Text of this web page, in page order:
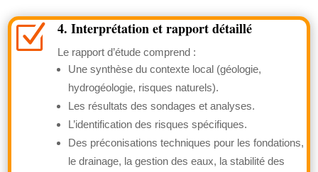
Z 4. Interprétation et rapport détaillé
Le rapport d’étude comprend :
Une synthèse du contexte local (géologie,
hydrogéologie, risques naturels).
Les résultats des sondages et analyses.
L’identification des risques spécifiques.
Des préconisations techniques pour les fondations,
le drainage, la gestion des eaux, la stabilité des